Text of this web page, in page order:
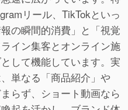
リール、TikTokといっ
の瞬間的消費」と「視覚
イン集客とオンライン施
して機能しています。実
単なる「商品紹介」や
らず、ショート動画なら